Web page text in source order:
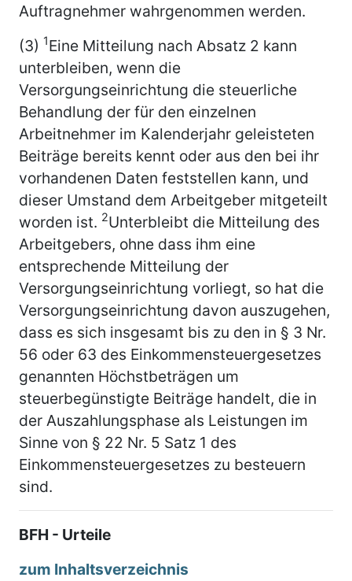
Auftragnehmer wahrgenommen werden.
(3) 1Eine Mitteilung nach Absatz 2 kann
unterbleiben, wenn die
Versorgungseinrichtung die steuerliche
Behandlung der für den einzelnen
Arbeitnehmer im Kalenderjahr geleisteten
Beiträge bereits kennt oder aus den bei ihr
vorhandenen Daten feststellen kann, und
dieser Umstand dem Arbeitgeber mitgeteilt
worden ist. 2Unterbleibt die Mitteilung des
Arbeitgebers, ohne dass ihm eine
entsprechende Mitteilung der
Versorgungseinrichtung vorliegt, so hat die
Versorgungseinrichtung davon auszugehen,
dass es sich insgesamt bis zu den in § 3 Nr.
56 oder 63 des Einkommensteuergesetzes
genannten Höchstbeträgen um
steuerbegünstigte Beiträge handelt, die in
der Auszahlungsphase als Leistungen im
Sinne von § 22 Nr. 5 Satz 1 des
Einkommensteuergesetzes zu besteuern
sind.
BFH - Urteile
zum Inhaltsverzeichnis